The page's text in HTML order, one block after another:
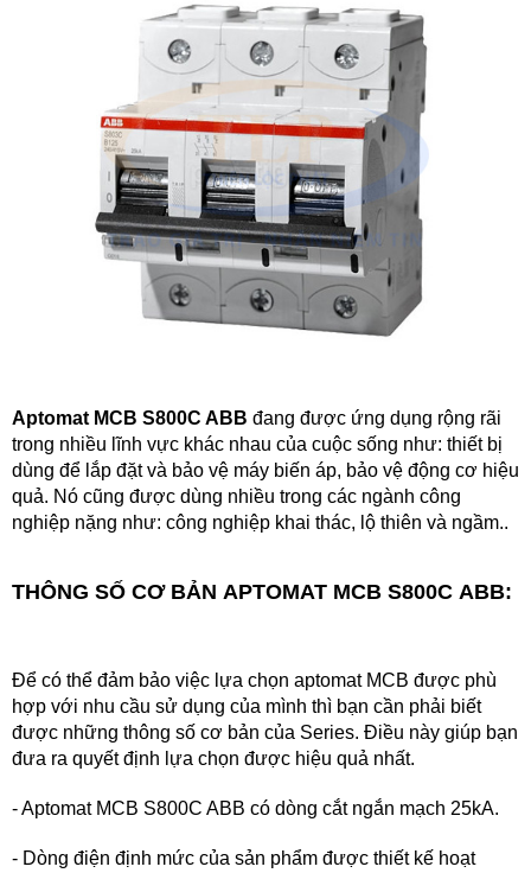
Aptomat MCB S800C ABB đang được ứng dụng rộng rãi
trong nhiều lĩnh vực khác nhau của cuộc sống như: thiết bị
dùng để lắp đặt và bảo vệ máy biến áp, bảo vệ động cơ hiệu
quả. Nó cũng được dùng nhiều trong các ngành công
nghiệp nặng như: công nghiệp khai thác, lộ thiên và ngầm..
THÔNG SỐ CƠ BẢN APTOMAT MCB S800C ABB:
Để có thể đảm bảo việc lựa chọn aptomat MCB được phù
hợp với nhu cầu sử dụng của mình thì bạn cần phải biết
được những thông số cơ bản của Series. Điều này giúp bạn
đưa ra quyết định lựa chọn được hiệu quả nhất.
- Aptomat MCB S800C ABB có dòng cắt ngắn mạch 25kA.
- Dòng điện định mức của sản phẩm được thiết kế hoạt